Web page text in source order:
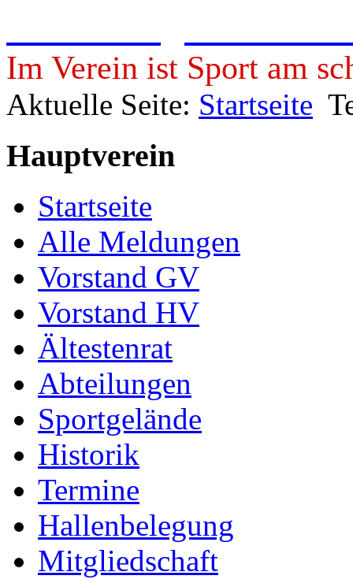
Im Verein ist Sport am
Aktuelle Seite: Startseite
Hauptverein
Startseite
Alle Meldungen
Vorstand GV
Vorstand HV
Ältestenrat
Abteilungen
Sportgelände
Historik
Termine
Hallenbelegung
Mitgliedschaft